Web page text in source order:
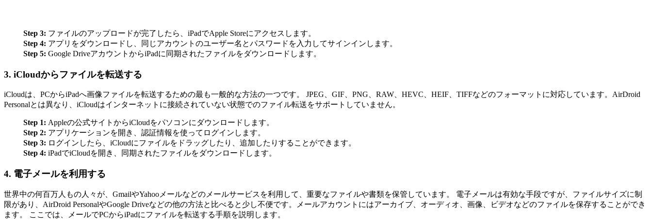
Step 3: ファイルのアップロードが完了したら、iPadでApple Storeにアクセスします。
Step 4: アプリをダウンロードし、同じアカウントのユーザー名とパスワードを入力してサインインします。
Step 5: Google DriveアカウントからiPadに同期されたファイルをダウンロードします。
3. iCloudからファイルを転送する
iCloudは、PCからiPadへ画像ファイルを転送するための最も一般的な方法の一つです。 JPEG、GIF、PNG、RAW、HEVC、HEIF、TIFFなどのフォーマットに対応しています。AirDroid
Personalとは異なり、iCloudはインターネットに接続されていない状態でのファイル転送をサポートしていません。
Step 1: Appleの公式サイトからiCloudをパソコンにダウンロードします。
Step 2: アプリケーションを開き、認証情報を使ってログインします。
Step 3: ログインしたら、iCloudにファイルをドラッグしたり、追加したりすることができます。
Step 4: iPadでiCloudを開き、同期されたファイルをダウンロードします。
4. 電子メールを利用する
世界中の何百万人もの人々が、GmailやYahooメールなどのメールサービスを利用して、重要なファイルや書類を保管しています。 電子メールは有効な手段ですが、ファイルサイズに制
限があり、AirDroid PersonalやGoogle Driveなどの他の方法と比べると少し不便です。メールアカウントにはアーカイブ、オーディオ、画像、ビデオなどのファイルを保存することができ
ます。 ここでは、メールでPCからiPadにファイルを転送する手順を説明します。